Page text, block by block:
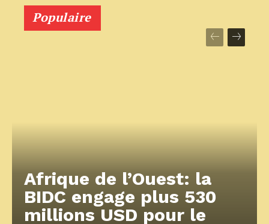
Populaire
Afrique de l’Ouest: la
BIDC engage plus 530
millions USD pour le